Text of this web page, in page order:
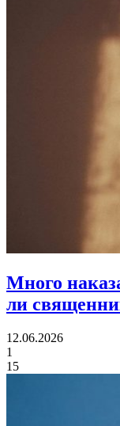
Много
ли
12.06.2026
1
15